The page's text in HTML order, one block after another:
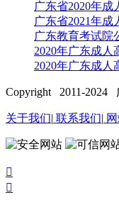
广东省2020年
广东省2021年
广东教育考试院
2020年广东成人
2020年广东成人
Copyright 2011-2024
关于我们| 联系我们|

